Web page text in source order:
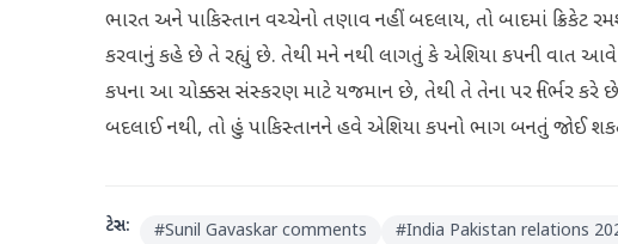
ભારત અને પાકિસ્તાન વચ્ચેનો તણાવ નહીં બદલાય, તો બાદમાં
કરવાનું કહે છે તે રહ્યું છે. તેથી મને નથી લાગતું કે એશિયા કપની વાત
કપના આ ચોક્કસ સંસ્કરણ માટે યજમાન છે, તેથી તે તેના પર નિર્ભર
બદલાઈ નથી, તો હું પાકિસ્તાનને હવે એશિયા કપનો ભાગ બનતું જોઈ
ટેગ્સ: #Sunil Gavaskar comments #India Pakistan relations